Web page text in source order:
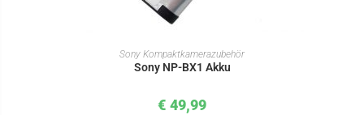
IN DEN WARENKORB
Sony Kompaktkamerazubehör
Sony NP-BX1 Akku
€ 49,99